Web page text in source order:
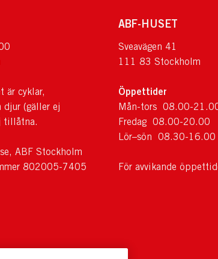
är cyklar,
djur (gäller ej
tillåtna.
ABF Stockholm
802005-7405
ABF-HUSET
Sveavägen 41
111 83 Stockholm
Öppettider
Mån-tors 08.00-
Fredag 08.00-20.00
Lör–sön 08.30-16.00
För avvikande